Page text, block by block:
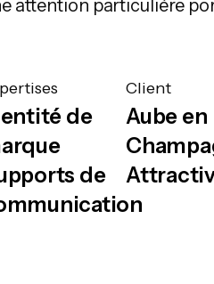
attention particulière
de
de
Client
Aube en